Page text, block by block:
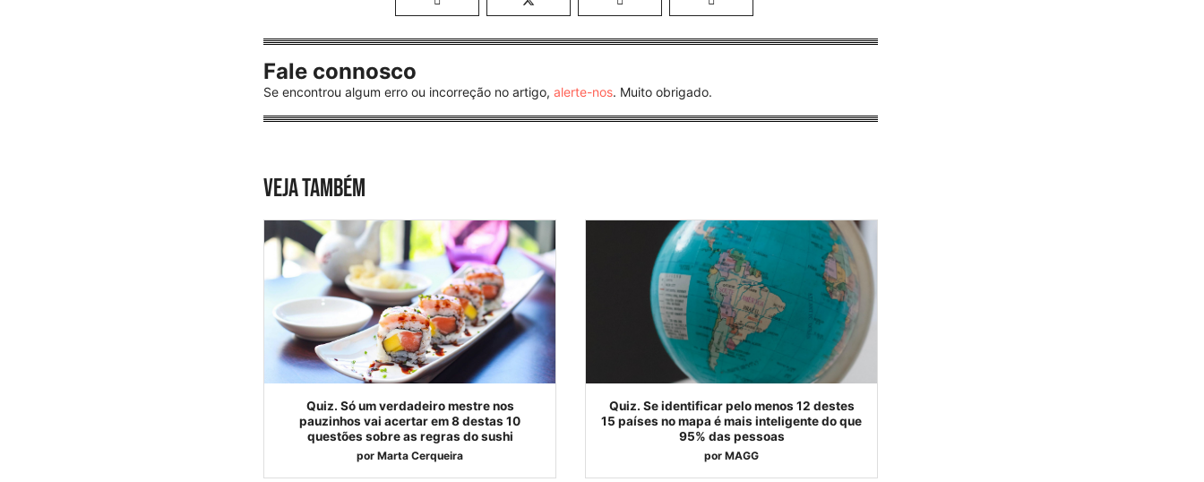
Fale connosco
Se encontrou algum erro ou incorreção no artigo,alerte-nos. Muito obrigado.
VEJA TAMBÉM
Quiz. Só um verdadeiro mestre nos
pauzinhos vai acertar em 8 destas 10
questões sobre as regras do sushi
por Marta Cerqueira
Quiz. Se identificar pelo menos 12 destes
15 países no mapa é mais inteligente do que
95% das pessoas
por MAGG